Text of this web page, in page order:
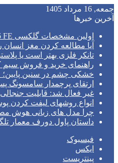
جمعه, 16 مرداد 1405
آخرین خبرها
اولین مشخصات گلکسی S26 FE فاش شد!
آیا مطالعه کردن مغز انسان
تانکر فلزی بهتر است یا
راهنمای خرید و فروش سیم
خشکی چشم در سنین
ارتقای پرچمدار سامسونگ
غیر فعال شد: قابلیت جنجالی Google Earth پس از یک روز!
انواع روشهای لیفت کردن
چرا مدل‌ های زبانی هوش
داستان پاول دورف معمار
فیسبوک
ایکس
پینتریست